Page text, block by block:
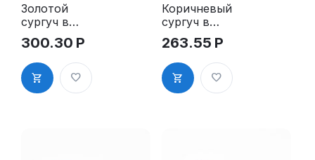
Золотой
сургуч в
стержнях
300.30 Р
Коричневый
сургуч в
стержнях
263.55 Р